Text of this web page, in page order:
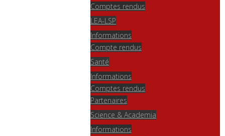
Comptes rendus
LEA-LSP
Informations
Compte rendus
Santé
Informations
Comptes rendus
Partenaires
Science & Academia
Informations